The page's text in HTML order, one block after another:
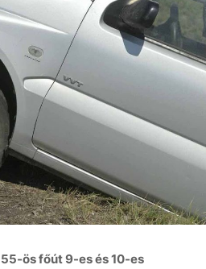
ös főút 9-es és 10-es